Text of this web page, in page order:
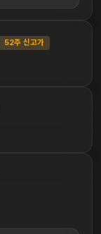
52주 신고가